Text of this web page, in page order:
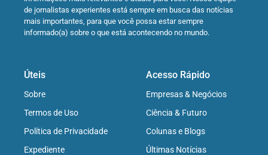
de jornalistas experientes está sempre em busca das notícias
mais importantes, para que você possa estar sempre
informado(a) sobre o que está acontecendo no mundo.
Úteis
Sobre
Termos de Uso
Política de Privacidade
Expediente
Acesso Rápido
Empresas & Negócios
Ciência & Futuro
Colunas e Blogs
Últimas Notícias